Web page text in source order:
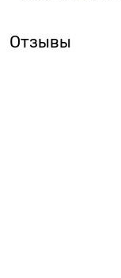
Отзывы